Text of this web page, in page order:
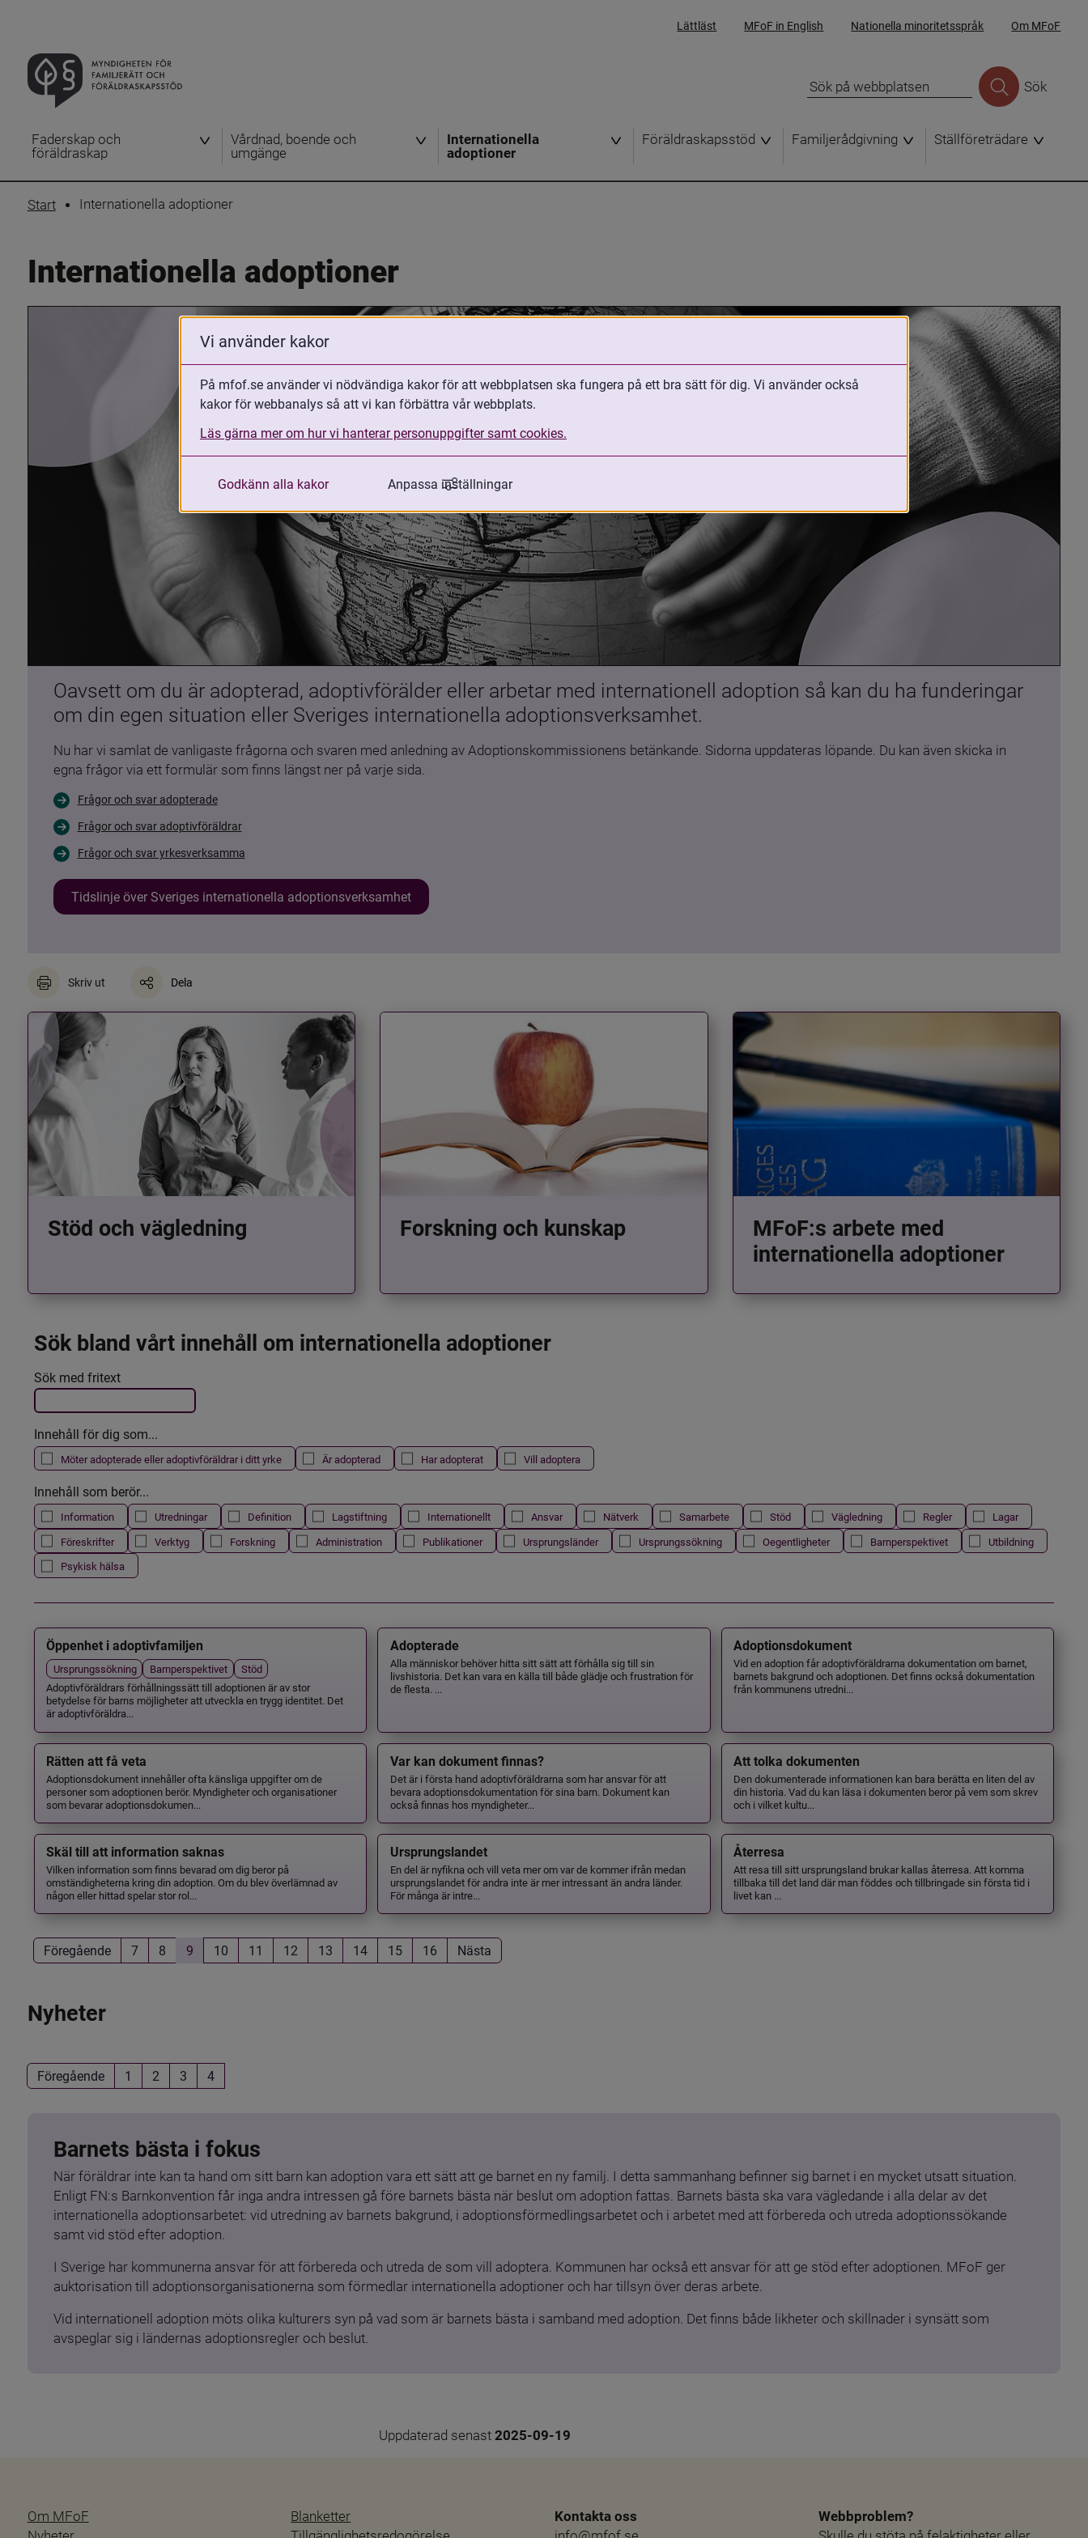
Lättläst MFoF in English Nationella minoritetsspråk Om MFoF
Sök
Faderskap och
föräldraskap
Vårdnad, boende och
umgänge
Internationella
adoptioner
Föräldraskapsstöd Familjerådgivning Ställföreträdare
Start Internationella adoptioner
Internationella adoptioner
Oavsett om du är adopterad, adoptivförälder eller arbetar med internationell adoption så kan du ha funderingar
om din egen situation eller Sveriges internationella adoptionsverksamhet.
Nu har vi samlat de vanligaste frågorna och svaren med anledning av Adoptionskommissionens betänkande. Sidorna uppdateras löpande. Du kan även skicka in
egna frågor via ett formulär som finns längst ner på varje sida.
Frågor och svar adopterade
Frågor och svar adoptivföräldrar
Frågor och svar yrkesverksamma
Tidslinje över Sveriges internationella adoptionsverksamhet
Skriv ut Dela
Stöd och vägledning Forskning och kunskap
MFoF:s arbete med
internationella adoptioner
Sök bland vårt innehåll om internationella adoptioner
Filtrera resultatet
Det här formuläret postas automatiskt
Sök med fritext
Innehåll för dig som...
Möter adopterade eller adoptivföräldrar i ditt yrke Är adopterad Har adopterat Vill adoptera
Innehåll som berör...
Information Utredningar Definition Lagstiftning Internationellt Ansvar Nätverk Samarbete Stöd Vägledning Regler
Lagar
Föreskrifter
Verktyg Forskning Administration Publikationer Ursprungsländer Ursprungssökning Oegentligheter Barnperspektivet
Utbildning
Psykisk hälsa
Öppenhet i adoptivfamiljen
Ursprungssökning Barnperspektivet
Stöd
Adoptivföräldrars förhållningssätt till adoptionen är av stor
betydelse för barns möjligheter att utveckla en trygg identitet. Det
är adoptivföräldra...
Adopterade
Alla människor behöver hitta sitt sätt att förhålla sig till sin
livshistoria. Det kan vara en källa till både glädje och frustration för
de flesta. ...
Adoptionsdokument
Vid en adoption får adoptivföräldrarna dokumentation om barnet,
barnets bakgrund och adoptionen. Det finns också dokumentation
från kommunens utredni...
Rätten att få veta
Adoptionsdokument innehåller ofta känsliga uppgifter om de
personer som adoptionen berör. Myndigheter och organisationer
som bevarar adoptionsdokumen...
Var kan dokument finnas?
Det är i första hand adoptivföräldrarna som har ansvar för att
bevara adoptionsdokumentation för sina barn. Dokument kan
också finnas hos myndigheter...
Att tolka dokumenten
Den dokumenterade informationen kan bara berätta en liten del av
din historia. Vad du kan läsa i dokumenten beror på vem som skrev
och i vilket kultu...
Skäl till att information saknas
Vilken information som finns bevarad om dig beror på
omständigheterna kring din adoption. Om du blev överlämnad av
någon eller hittad spelar stor rol...
Ursprungslandet
En del är nyfikna och vill veta mer om var de kommer ifrån medan
ursprungslandet för andra inte är mer intressant än andra länder.
För många är intre...
Återresa
Att resa till sitt ursprungsland brukar kallas återresa. Att komma
tillbaka till det land där man föddes och tillbringade sin första tid i
livet kan ...
Föregående 7 8 9 10 11 12 13 14 15 16 Nästa
Nyheter
Föregående 1 2 3 4
Barnets bästa i fokus
När föräldrar inte kan ta hand om sitt barn kan adoption vara ett sätt att ge barnet en ny familj. I detta sammanhang befinner sig barnet i en mycket utsatt situation.
Enligt FN:s Barnkonvention får inga andra intressen gå före barnets bästa när beslut om adoption fattas. Barnets bästa ska vara vägledande i alla delar av det
internationella adoptionsarbetet: vid utredning av barnets bakgrund, i adoptionsförmedlingsarbetet och i arbetet med att förbereda och utreda adoptionssökande
samt vid stöd efter adoption.
I Sverige har kommunerna ansvar för att förbereda och utreda de som vill adoptera. Kommunen har också ett ansvar för att ge stöd efter adoptionen. MFoF ger
auktorisation till adoptionsorganisationerna som förmedlar internationella adoptioner och har tillsyn över deras arbete.
Vid internationell adoption möts olika kulturers syn på vad som är barnets bästa i samband med adoption. Det finns både likheter och skillnader i synsätt som
avspeglar sig i ländernas adoptionsregler och beslut.
Uppdaterad senast 2025-09-19
Om MFoF
Blanketter
Kontakta oss
Webbproblem?
Vi använder kakor
På mfof.se använder vi nödvändiga kakor för att webbplatsen ska fungera på ett bra sätt för dig. Vi använder också
kakor för webbanalys så att vi kan förbättra vår webbplats.
Läs gärna mer om hur vi hanterar personuppgifter samt cookies.
Godkänn alla kakor Anpassa inställningar